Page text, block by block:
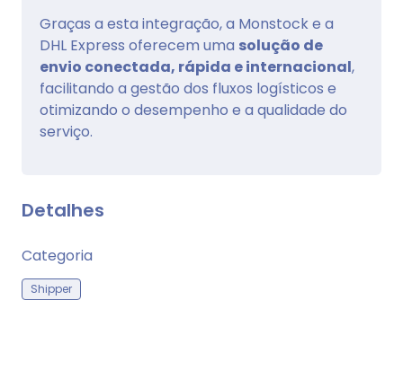
Graças a esta integração, a Monstock e a
DHL Express oferecem uma solução de
envio conectada, rápida e internacional,
facilitando a gestão dos fluxos logísticos e
otimizando o desempenho e a qualidade do
serviço.
Detalhes
Categoria
Shipper